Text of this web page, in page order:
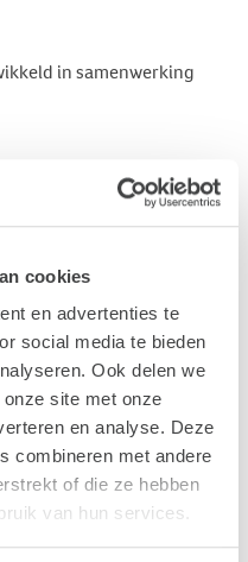
cookies
en advertenties te
social media te bieden
Ook delen we
site met onze
en analyse. Deze
combineren met andere
of die ze hebben
van hun services.
in samenwerking
eenvoudig via